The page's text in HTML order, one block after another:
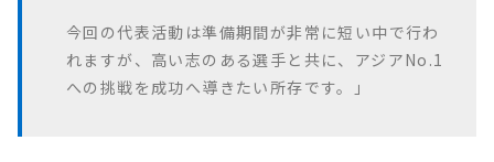
今回の代表活動は準備期間が非常に短い中で行わ
れますが、高い志のある選手と共に、アジアNo.1
への挑戦を成功へ導きたい所存です。」